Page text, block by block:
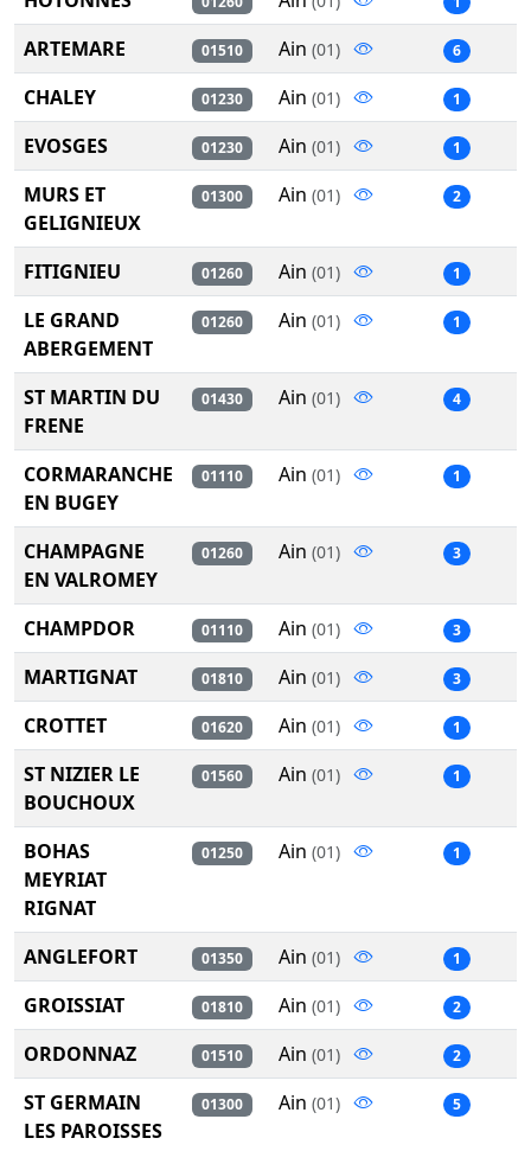
ARTEMARE 01510 Ain (01) 6
CHALEY 01230 Ain (01) 1
EVOSGES 01230 Ain (01) 1
MURS ET
GELIGNIEUX
01300 Ain (01) 2
FITIGNIEU 01260 Ain (01) 1
LE GRAND
ABERGEMENT
01260 Ain (01) 1
ST MARTIN DU
FRENE
01430 Ain (01) 4
CORMARANCHE
EN BUGEY
01110 Ain (01) 1
CHAMPAGNE
EN VALROMEY
01260 Ain (01) 3
CHAMPDOR 01110 Ain (01) 3
MARTIGNAT 01810 Ain (01) 3
CROTTET 01620 Ain (01) 1
ST NIZIER LE
BOUCHOUX
01560 Ain (01) 1
BOHAS
MEYRIAT
RIGNAT
01250 Ain (01) 1
ANGLEFORT 01350 Ain (01) 1
GROISSIAT 01810 Ain (01) 2
ORDONNAZ 01510 Ain (01) 2
ST GERMAIN
LES PAROISSES
01300 Ain (01) 5